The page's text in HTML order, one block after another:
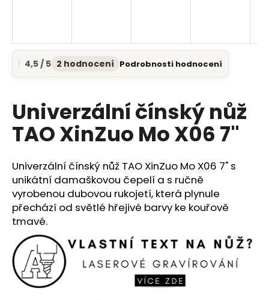
Průměrné
hodnocení
je
4,5
z
4,5 / 5 2 hodnocení Podrobnosti hodnocení
Univerzální čínský nůž
TAO XinZuo Mo X06 7"
Univerzální čínský nůž TAO XinZuo Mo X06 7" s
unikátní damaškovou čepelí a s ručně
vyrobenou dubovou rukojetí, která plynule
přechází od světlé hřejivé barvy ke kouřově
tmavé.
í
?
HLEDAT
D
o
p
r
u
č
u